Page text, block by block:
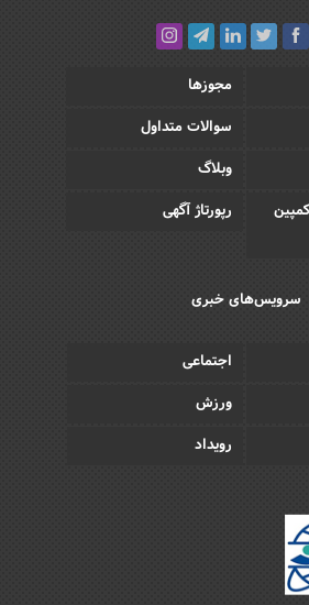
مجوزها
سوالات متداول
وبلاگ
رپورتاژ آگهی
سرویس‌های خبری
اجتماعی
ورزش
رویداد